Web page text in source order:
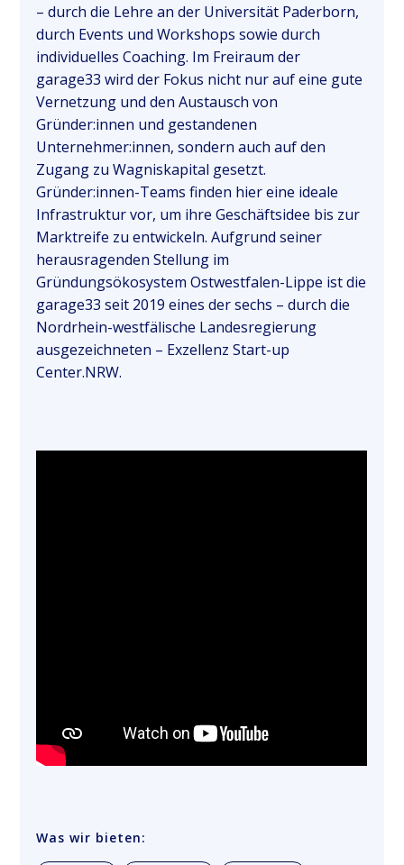
– durch die Lehre an der Universität Paderborn,
durch Events und Workshops sowie durch
individuelles Coaching. Im Freiraum der
garage33 wird der Fokus nicht nur auf eine gute
Vernetzung und den Austausch von
Gründer:innen und gestandenen
Unternehmer:innen, sondern auch auf den
Zugang zu Wagniskapital gesetzt.
Gründer:innen-Teams finden hier eine ideale
Infrastruktur vor, um ihre Geschäftsidee bis zur
Marktreife zu entwickeln. Aufgrund seiner
herausragenden Stellung im
Gründungsökosystem Ostwestfalen-Lippe ist die
garage33 seit 2019 eines der sechs – durch die
Nordrhein-westfälische Landesregierung
ausgezeichneten – Exzellenz Start-up
Center.NRW.
Was wir bieten: